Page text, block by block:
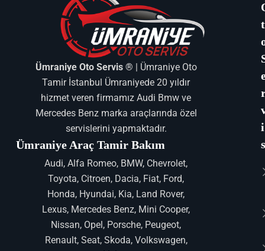
Ümraniye Oto Servis ® | Ümraniye Oto
Tamir İstanbul Ümraniyede 20 yıldır
hizmet veren firmamız Audi Bmw ve
Mercedes Benz marka araçlarında özel
servislerini yapmaktadır.
Ümraniye Araç Tamir Bakım
Audi, Alfa Romeo, BMW, Chevrolet,
Toyota, Citroen, Dacia, Fiat, Ford,
Honda, Hyundai, Kia, Land Rover,
Lexus, Mercedes Benz, Mini Cooper,
Nissan, Opel, Porsche, Peugeot,
Renault, Seat, Skoda, Volkswagen,
t
i